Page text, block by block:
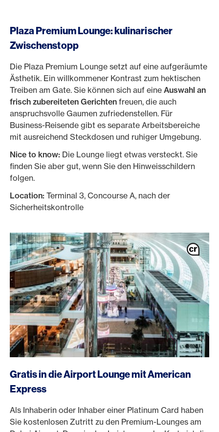
Plaza Premium Lounge: kulinarischer
Zwischenstopp
Die Plaza Premium Lounge setzt auf eine aufgeräumte
Ästhetik. Ein willkommener Kontrast zum hektischen
Treiben am Gate. Sie können sich auf eine Auswahl an
frisch zubereiteten Gerichten freuen, die auch
anspruchsvolle Gaumen zufriedenstellen. Für
Business-Reisende gibt es separate Arbeitsbereiche
mit ausreichend Steckdosen und ruhiger Umgebung.
Nice to know: Die Lounge liegt etwas versteckt. Sie
finden Sie aber gut, wenn Sie den Hinweisschildern
folgen.
Location: Terminal 3, Concourse A, nach der
Sicherheitskontrolle
Gratis in die Airport Lounge mit American
Express
Als Inhaberin oder Inhaber einer Platinum Card haben
Sie kostenlosen Zutritt zu den Premium-Lounges am